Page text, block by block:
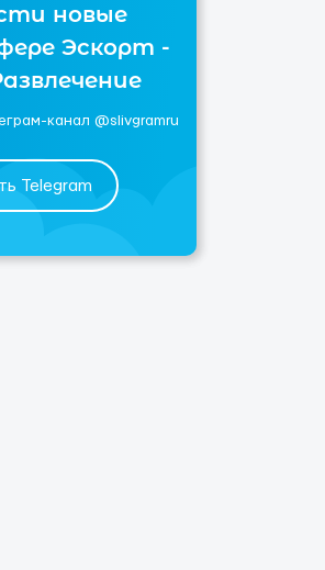
новые
Эскорт -
канал @slivgramru
Telegram